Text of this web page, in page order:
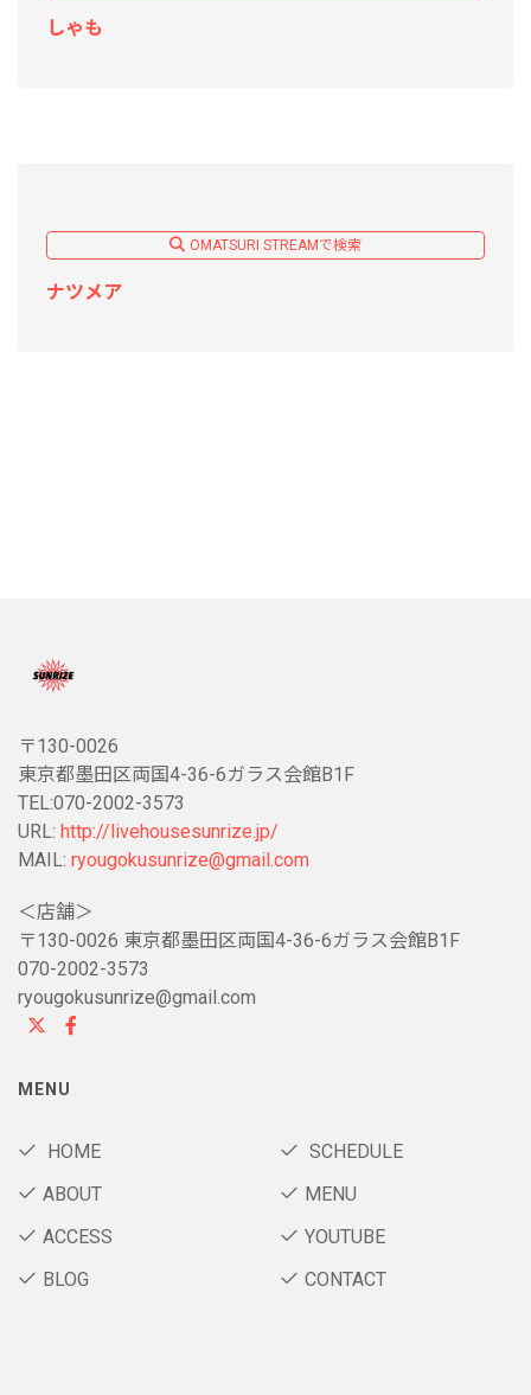
しゃも
OMATSURI STREAMで検索
ナツメア
〒130-0026
東京都墨田区両国4-36-6ガラス会館B1F
TEL:070-2002-3573
URL: http://livehousesunrize.jp/
MAIL: ryougokusunrize@gmail.com
＜店舗＞
〒130-0026 東京都墨田区両国4-36-6ガラス会館B1F
070-2002-3573
ryougokusunrize@gmail.com
MENU
HOME
SCHEDULE
ABOUT
MENU
ACCESS
YOUTUBE
BLOG
CONTACT